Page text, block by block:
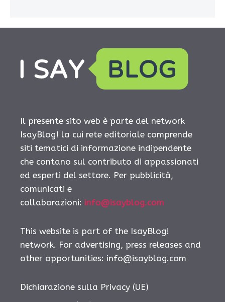
Il presente sito web è parte del network
IsayBlog! la cui rete editoriale comprende
siti tematici di informazione indipendente
che contano sul contributo di appassionati
ed esperti del settore. Per pubblicità,
comunicati e
collaborazioni: info@isayblog.com
This website is part of the IsayBlog!
network. For advertising, press releases and
other opportunities: info@isayblog.com
Dichiarazione sulla Privacy (UE)